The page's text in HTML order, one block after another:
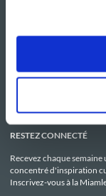
Le Mag'
Boutique
RESTEZ CONNECTÉ
Recevez chaque semaine
concentré d'inspiration
Inscrivez-vous à la